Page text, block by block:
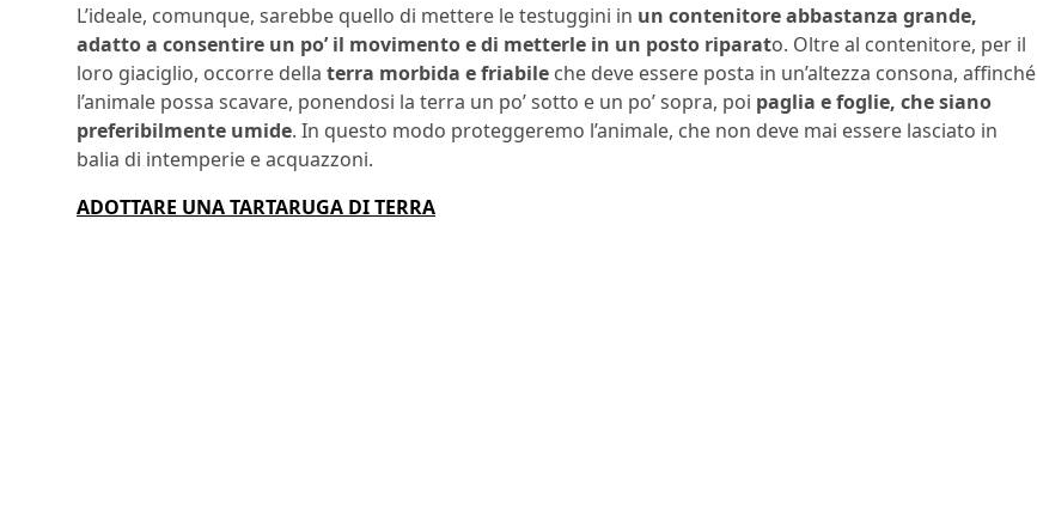
L’ideale, comunque, sarebbe quello di mettere le testuggini in un contenitore abbastanza grande,
adatto a consentire un po’ il movimento e di metterle in un posto riparato. Oltre al contenitore, per il
loro giaciglio, occorre della terra morbida e friabile che deve essere posta in un’altezza consona, affinché
l’animale possa scavare, ponendosi la terra un po’ sotto e un po’ sopra, poi paglia e foglie, che siano
preferibilmente umide. In questo modo proteggeremo l’animale, che non deve mai essere lasciato in
balia di intemperie e acquazzoni.
ADOTTARE UNA TARTARUGA DI TERRA